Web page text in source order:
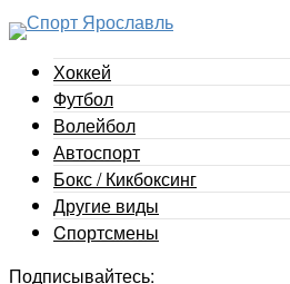
Хоккей
Футбол
Волейбол
Автоспорт
Бокс / Кикбоксинг
Другие виды
Cпортсмены
Подписывайтесь: